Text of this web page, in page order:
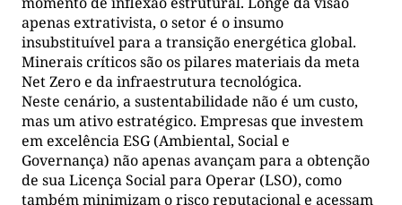
apenas extrativista, o setor é o insumo
insubstituível para a transição energética global.
Minerais críticos são os pilares materiais da meta
Net Zero e da infraestrutura tecnológica.
Neste cenário, a sustentabilidade não é um custo,
mas um ativo estratégico. Empresas que investem
em excelência ESG (Ambiental, Social e
Governança) não apenas avançam para a obtenção
de sua Licença Social para Operar (LSO), como
também minimizam o risco reputacional e acessam